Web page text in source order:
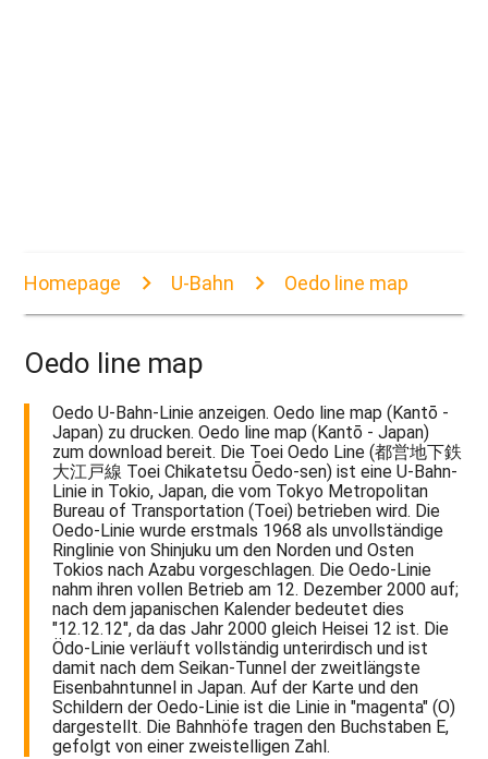
Homepage U-Bahn Oedo line map
Oedo line map
Oedo U-Bahn-Linie anzeigen. Oedo line map (Kantō -
Japan) zu drucken. Oedo line map (Kantō - Japan)
zum download bereit. Die Toei Oedo Line (都営地下鉄
大江戸線 Toei Chikatetsu Ōedo-sen) ist eine U-Bahn-
Linie in Tokio, Japan, die vom Tokyo Metropolitan
Bureau of Transportation (Toei) betrieben wird. Die
Oedo-Linie wurde erstmals 1968 als unvollständige
Ringlinie von Shinjuku um den Norden und Osten
Tokios nach Azabu vorgeschlagen. Die Oedo-Linie
nahm ihren vollen Betrieb am 12. Dezember 2000 auf;
nach dem japanischen Kalender bedeutet dies
"12.12.12", da das Jahr 2000 gleich Heisei 12 ist. Die
Ödo-Linie verläuft vollständig unterirdisch und ist
damit nach dem Seikan-Tunnel der zweitlängste
Eisenbahntunnel in Japan. Auf der Karte und den
Schildern der Oedo-Linie ist die Linie in "magenta" (O)
dargestellt. Die Bahnhöfe tragen den Buchstaben E,
gefolgt von einer zweistelligen Zahl.